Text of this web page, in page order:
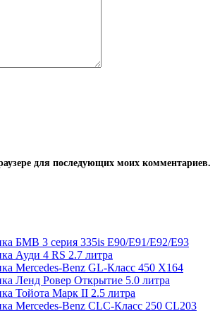
для последующих моих комментариев.
БМВ 3 серия 335is E90/E91/E92/E93
Ауди 4 RS 2.7 литра
Mercedes-Benz GL-Класс 450 X164
Ленд Ровер Открытие 5.0 литра
Тойота Марк II 2.5 литра
Mercedes-Benz CLC-Класс 250 CL203